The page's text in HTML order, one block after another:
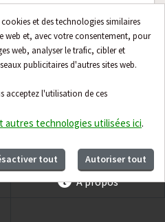
et des technologies similaires
web et, avec votre consentement, pour
web, analyser le trafic, cibler et
publicitaires d'autres sites web.
acceptez l'utilisation de ces
autres technologies utilisées ici.
tout Autoriser tout
À propos